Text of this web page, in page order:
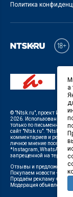
Политика
© "Ntsk.ru" , проект ИП
2026. Использование
только по письменному
сайт "Ntsk.ru" "Ntsk.ru"
комментариев и
личное мнение
*Instagram, WhatsApp
запрещенной на
Отзывы и предложения о
Покупаем новости
Продаём рекламу +7
Модерация объявлений
а